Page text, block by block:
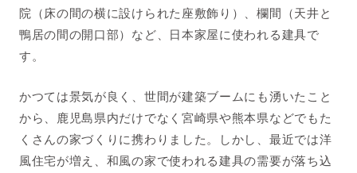
院（床の間の横に設けられた座敷飾り）、欄間（天井と
鴨居の間の開口部）など、日本家屋に使われる建具で
す。
かつては景気が良く、世間が建築ブームにも湧いたこと
から、鹿児島県内だけでなく宮崎県や熊本県などでもた
くさんの家づくりに携わりました。しかし、最近では洋
風住宅が増え、和風の家で使われる建具の需要が落ち込